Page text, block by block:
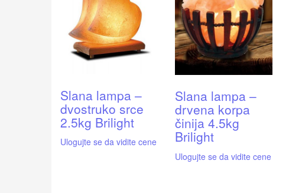
Slana lampa –
dvostruko srce
2.5kg Brilight
Ulogujte se da vidite cene
Slana lampa –
drvena korpa
činija 4.5kg
Brilight
Ulogujte se da vidite cene